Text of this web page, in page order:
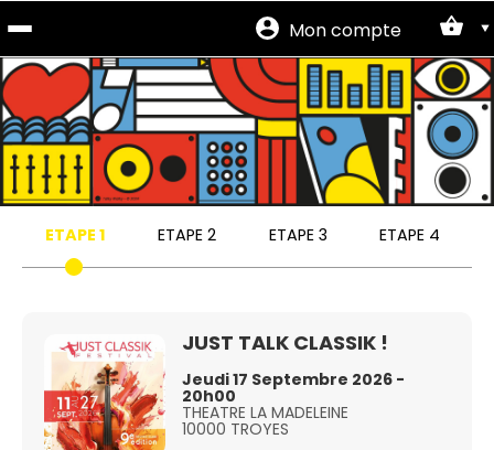
officiel
Mon compte
ETAPE 1 ETAPE 2 ETAPE 3 ETAPE 4
JUST TALK CLASSIK !
Jeudi 17 Septembre 2026 -
20h00
THEATRE LA MADELEINE
10000 TROYES